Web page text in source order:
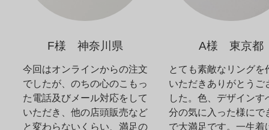
F様 神奈川県
今回はオンラインからの注文
でしたが、のちの心のこもっ
た電話及びメール対応をして
いただき、他の店頭販売など
と変わらないくらい、満足の
A様 東京都
とても素敵なリングを
いただきありがとうご
した。色、デザインす
分の気に入った様にで
で大満足です。一生着